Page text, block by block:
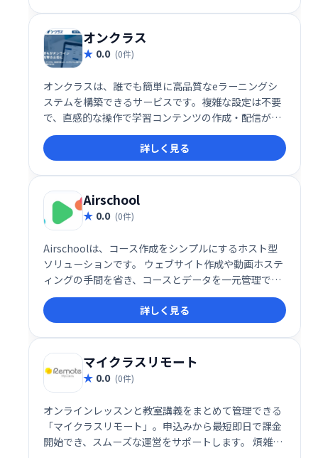
オンクラス
0.0 (0件)
オンクラスは、誰でも簡単に高品質なeラーニングシ
ステムを構築できるサービスです。複雑な設定は不要
で、直感的な操作で学習コンテンツの作成・配信が可
能。充実した機能で、効果的なeラーニングを実現
し、学習者の満足度向上に貢献します。
詳しく見る
Airschool
0.0 (0件)
Airschoolは、コース作成をシンプルにするホスト型
ソリューションです。 ウェブサイト作成や動画ホステ
ィングの手間を省き、コースとデータを一元管理でき
ます。 洗練された公開プロファイルで、学習者へ効果
的にコースを提供可能です。 複雑な設定不要で、すぐ
にコース公開を始められます。
詳しく見る
マイクラスリモート
0.0 (0件)
オンラインレッスンと教室講義をまとめて管理できる
「マイクラスリモート」。申込みから最短即日で課金
開始でき、スムーズな運営をサポートします。 煩雑な